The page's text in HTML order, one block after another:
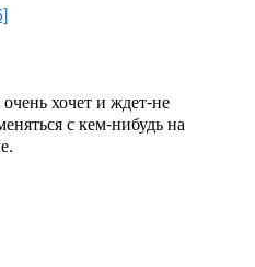
хочет и ждет-не
с кем-нибудь на